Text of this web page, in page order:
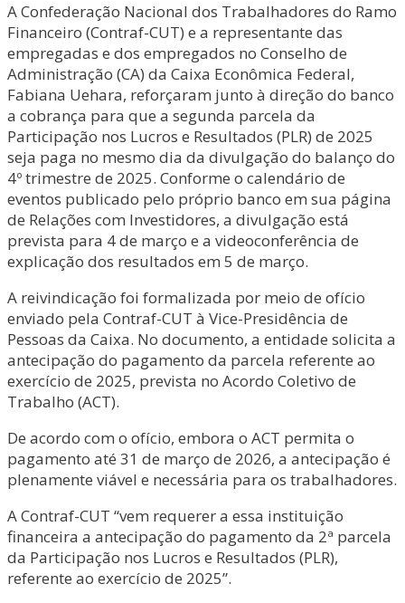
A Confederação Nacional dos Trabalhadores do Ramo
Financeiro (Contraf-CUT) e a representante das
empregadas e dos empregados no Conselho de
Administração (CA) da Caixa Econômica Federal,
Fabiana Uehara, reforçaram junto à direção do banco
a cobrança para que a segunda parcela da
Participação nos Lucros e Resultados (PLR) de 2025
seja paga no mesmo dia da divulgação do balanço do
4º trimestre de 2025. Conforme o calendário de
eventos publicado pelo próprio banco em sua página
de Relações com Investidores, a divulgação está
prevista para 4 de março e a videoconferência de
explicação dos resultados em 5 de março.
A reivindicação foi formalizada por meio de ofício
enviado pela Contraf-CUT à Vice-Presidência de
Pessoas da Caixa. No documento, a entidade solicita a
antecipação do pagamento da parcela referente ao
exercício de 2025, prevista no Acordo Coletivo de
Trabalho (ACT).
De acordo com o ofício, embora o ACT permita o
pagamento até 31 de março de 2026, a antecipação é
plenamente viável e necessária para os trabalhadores.
A Contraf-CUT “vem requerer a essa instituição
financeira a antecipação do pagamento da 2ª parcela
da Participação nos Lucros e Resultados (PLR),
referente ao exercício de 2025”.